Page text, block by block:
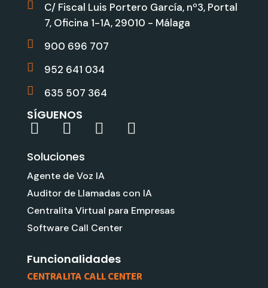
C/ Fiscal Luis Portero García, nº3, Portal
7, Oficina 1-1A, 29010 - Málaga
900 696 707
952 641 034
635 507 364
SÍGUENOS
L
n
k
e
d
i
n
Y
u
t
u
b
e
G
g
l
e
I
a
g
Soluciones
Agente de Voz IA
Auditor de Llamadas con IA
Centralita Virtual para Empresas
Software Call Center
Funcionalidades
CENTRALITA CALL CENTER